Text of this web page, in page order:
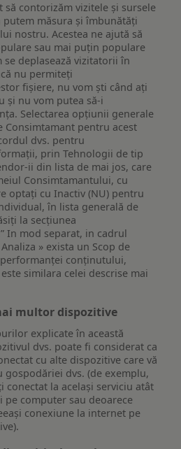
să contorizăm vizitele și sursele
măsura și îmbunătăți
nostru. Acestea ne ajută să
sau mai puțin populare
se deplasează vizitatorii în
nu permiteți
fișiere, nu vom ști când ați
și nu vom putea să-i
Selectarea opțiunii generale
Consimtamant pentru acest
dvs. pentru
prin Tehnologii de tip
ii din lista de mai jos, care
Consimtamantului, cu
optați cu Inactiv (NU) pentru
în lista generală de
la secțiunea
In mod separat, in cadrul
» exista un Scop de
conținutului,
similara celei descrise mai
multor dispozitive
explicate în această
dvs. poate fi considerat ca
cu alte dispozitive care vă
gospodăriei dvs. (de exemplu,
conectat la același serviciu atât
pe computer sau deoarece
conexiune la internet pe